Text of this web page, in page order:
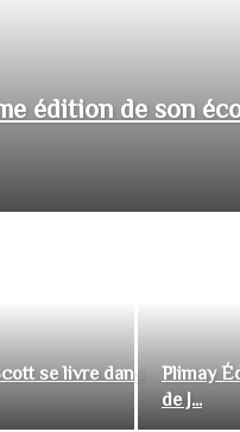
édition de son
se livre dans
Plimay
de J...